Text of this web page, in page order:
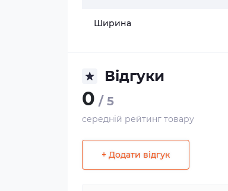
Ширина
Відгуки
0 / 5
середній рейтинг товару
+ Додати відгук